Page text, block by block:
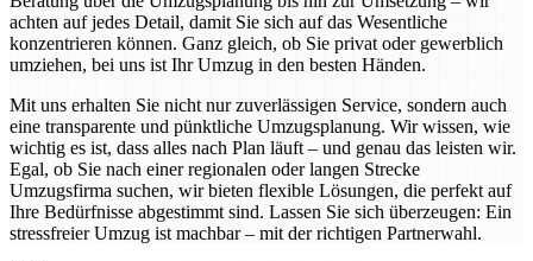
achten auf jedes Detail, damit Sie sich auf das Wesentliche
konzentrieren können. Ganz gleich, ob Sie privat oder gewerblich
umziehen, bei uns ist Ihr Umzug in den besten Händen.
Mit uns erhalten Sie nicht nur zuverlässigen Service, sondern auch
eine transparente und pünktliche Umzugsplanung. Wir wissen, wie
wichtig es ist, dass alles nach Plan läuft – und genau das leisten wir.
Egal, ob Sie nach einer regionalen oder langen Strecke
Umzugsfirma suchen, wir bieten flexible Lösungen, die perfekt auf
Ihre Bedürfnisse abgestimmt sind. Lassen Sie sich überzeugen: Ein
stressfreier Umzug ist machbar – mit der richtigen Partnerwahl.